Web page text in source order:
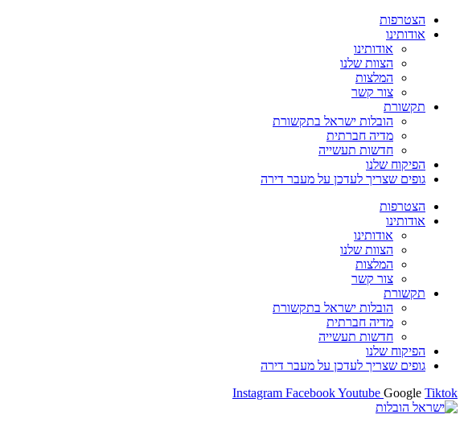
הצטרפות
אודותינו
אודותינו
הצוות שלנו
המלצות
צור קשר
תקשורת
הובלות ישראל בתקשורת
מדיה חברתית
חדשות תעשייה
הפיקוח שלנו
גופים שצריך לעדכן על מעבר דירה
הצטרפות
אודותינו
אודותינו
הצוות שלנו
המלצות
צור קשר
תקשורת
הובלות ישראל בתקשורת
מדיה חברתית
חדשות תעשייה
הפיקוח שלנו
גופים שצריך לעדכן על מעבר דירה
Instagram FacebookYoutube Google Tiktok